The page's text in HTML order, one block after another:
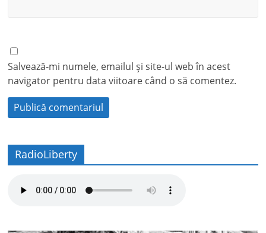
Salvează-mi numele, emailul și site-ul web în acest
navigator pentru data viitoare când o să comentez.
RadioLiberty